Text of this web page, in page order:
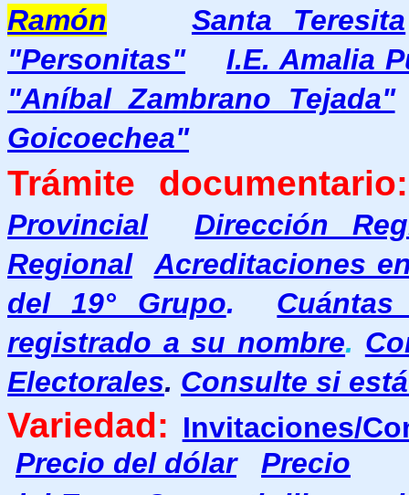
Ramón
Santa Teresita
"Personitas"
I.E. Amalia
"Aníbal Zambrano Tejada"
Goicoechea"
Trámite documentario:
Provincial
Dirección
Regional
Acreditaciones
del 19° Grupo.
registrado a su nombre.
Electorales. Consulte si
Variedad: Invitaciones/
Precio del dólar
Precio